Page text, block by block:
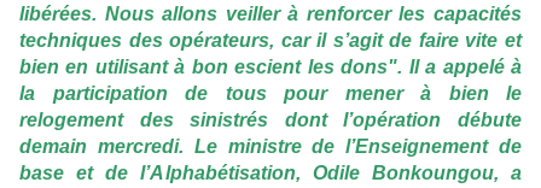
libérées. Nous allons veiller à renforcer les capacités
techniques des opérateurs, car il s’agit de faire vite et
bien en utilisant à bon escient les dons". Il a appelé à
la participation de tous pour mener à bien le
relogement des sinistrés dont l’opération débute
demain mercredi. Le ministre de l’Enseignement de
base et de l’Alphabétisation, Odile Bonkoungou, a